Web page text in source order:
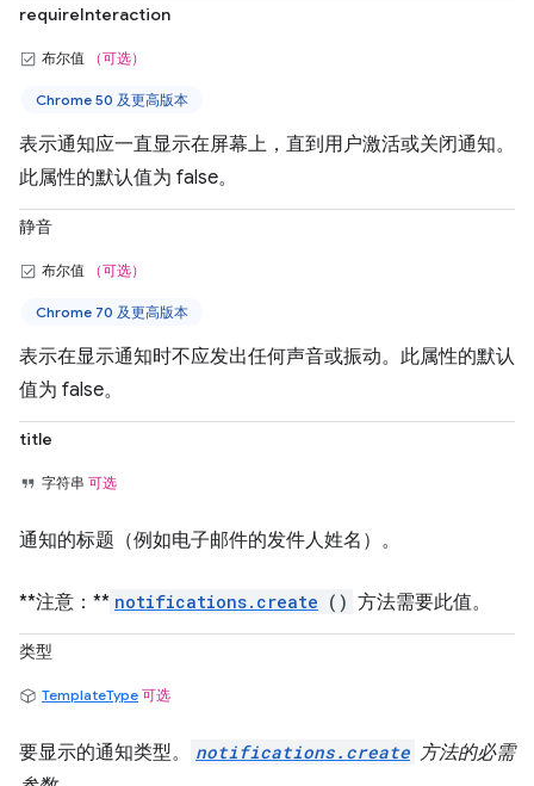
requireInteraction
布尔值 （可选）
Chrome 50 及更高版本
表示通知应一直显示在屏幕上，直到用户激活或关闭通知。
此属性的默认值为 false。
静音
布尔值 （可选）
Chrome 70 及更高版本
表示在显示通知时不应发出任何声音或振动。此属性的默认
值为 false。
title
字符串 可选
通知的标题（例如电子邮件的发件人姓名）。
**注意：** notifications.create () 方法需要此值。
类型
TemplateType 可选
要显示的通知类型。 notifications.create 方法的必需